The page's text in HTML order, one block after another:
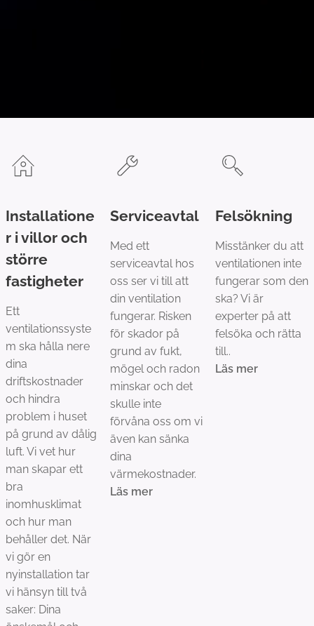
Installatione
r i villor och
större
fastigheter
Ett
ventilationssyste
m ska hålla nere
dina
driftskostnader
och hindra
problem i huset
på grund av dålig
luft. Vi vet hur
man skapar ett
bra
inomhusklimat
och hur man
behåller det. När
vi gör en
nyinstallation tar
vi hänsyn till två
saker: Dina
Serviceavtal
Med ett
serviceavtal hos
oss ser vi till att
din ventilation
fungerar. Risken
för skador på
grund av fukt,
mögel och radon
minskar och det
skulle inte
förvåna oss om vi
även kan sänka
dina
värmekostnader.
Läs mer
Felsökning
Misstänker du att
ventilationen inte
fungerar som den
ska? Vi är
experter på att
felsöka och rätta
till..
Läs mer